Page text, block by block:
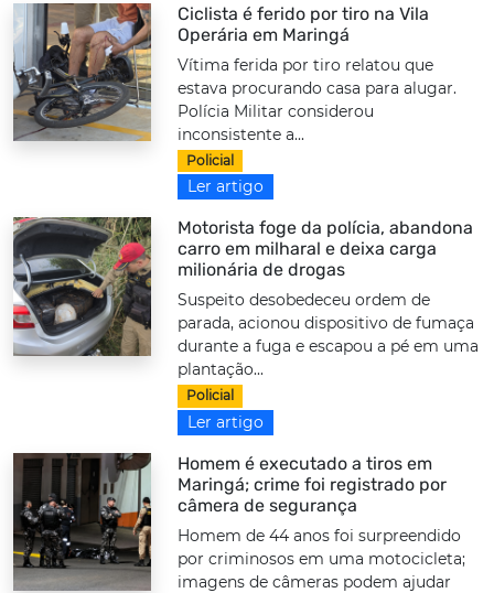
Ciclista é ferido por tiro na Vila
Operária em Maringá
Vítima ferida por tiro relatou que
estava procurando casa para alugar.
Polícia Militar considerou
inconsistente a...
Policial
Ler artigo
Motorista foge da polícia, abandona
carro em milharal e deixa carga
milionária de drogas
Suspeito desobedeceu ordem de
parada, acionou dispositivo de fumaça
durante a fuga e escapou a pé em uma
plantação...
Policial
Ler artigo
Homem é executado a tiros em
Maringá; crime foi registrado por
câmera de segurança
Homem de 44 anos foi surpreendido
por criminosos em uma motocicleta;
imagens de câmeras podem ajudar